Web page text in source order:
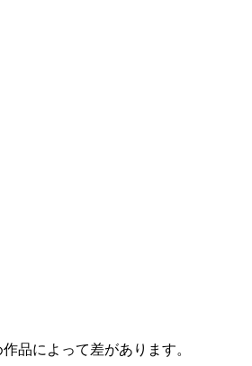
品によって差があります。